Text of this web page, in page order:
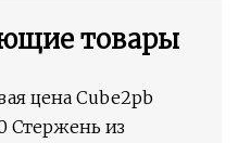
товары
цена Cube2pb
Стержень из